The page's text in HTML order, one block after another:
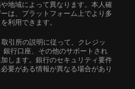
地域によって異なります。本人確
は、プラットフォーム上でより多
利用できます。
取引所の説明に従って、クレジッ
銀行口座、その他のサポートされ
します。銀行のセキュリティ要件
要がある情報が異なる場合があり